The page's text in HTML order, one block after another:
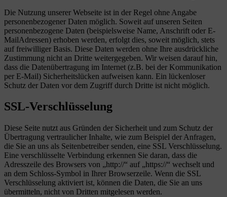
Die Nutzung unserer Webseite ist in der Regel ohne Angabe
personenbezogener Daten möglich. Soweit auf unseren Seiten
personenbezogene Daten (beispielsweise Name, Anschrift oder E-
MailAdressen) erhoben werden, erfolgt dies, soweit möglich, stets
auf freiwilliger Basis. Diese Daten werden ohne Ihre ausdrückliche
Zustimmung nicht an Dritte weitergegeben. Wir weisen darauf hin,
dass die Datenübertragung im Internet (z.B. bei der Kommunikation
per E-Mail) Sicherheitslücken aufweisen kann. Ein lückenloser
Schutz der Daten vor dem Zugriff durch Dritte ist nicht möglich.
SSL-Verschlüsselung
Diese Seite nutzt aus Gründen der Sicherheit und zum Schutz der
Übertragung vertraulicher Inhalte, wie zum Beispiel der Anfragen,
die Sie an uns als Seitenbetreiber senden, eine SSL Verschlüsselung.
Eine verschlüsselte Verbindung erkennen Sie daran, dass die
Adresszeile des Browsers von „http://“ auf „https://“ wechselt und
an dem Schloss-Symbol in Ihrer Browserzeile. Wenn die SSL
Verschlüsselung aktiviert ist, können die Daten, die Sie an uns
übermitteln, nicht von Dritten mitgelesen werden.